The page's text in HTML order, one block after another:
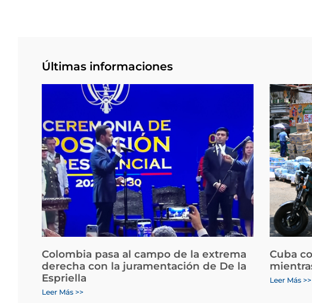
Últimas informaciones
Colombia pasa al campo de la extrema
derecha con la juramentación de De la
Espriella
Leer Más >>
Cuba
Leer Más >>